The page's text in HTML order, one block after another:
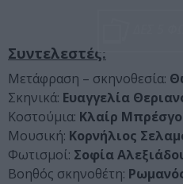
Συντελεστές:
Μετάφραση – σκηνοθεσία:
Σκηνικά: Ευαγγελία
Κοστούμια: Κλαίρ
Μουσική: Κορνήλιος
Φωτισμοί: Σοφία
Βοηθός σκηνοθέτη: